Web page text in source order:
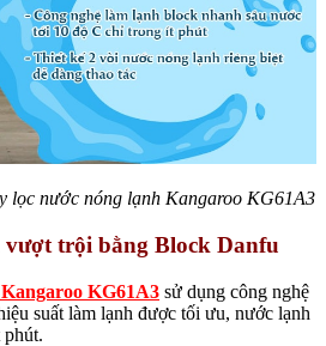
lọc nước nóng lạnh Kangaroo KG61A3
vượt trội bằng Block Danfu
KG61A3 sử dụng công nghệ
suất làm lạnh được tối ưu, nước lạnh